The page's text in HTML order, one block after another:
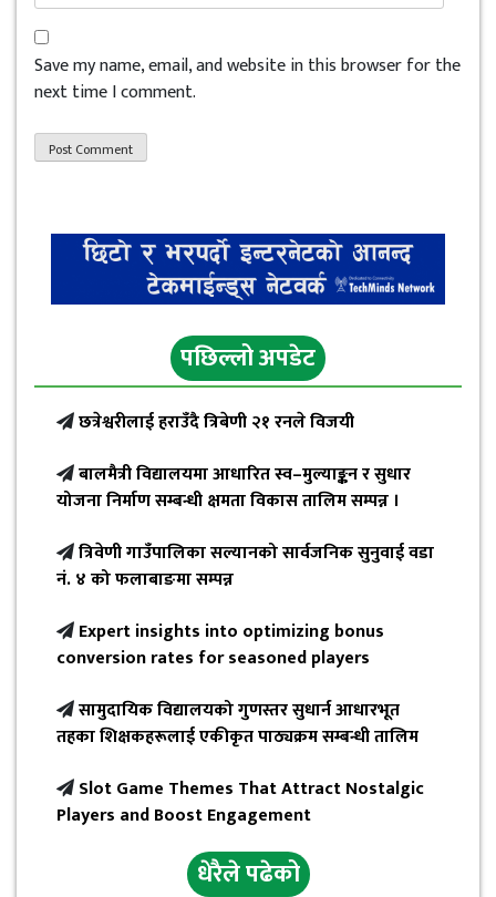
Save my name, email, and website in this browser for the
next time I comment.
पछिल्लो अपडेट
छत्रेश्वरीलाई हराउँदै त्रिबेणी २१ रनले विजयी
बालमैत्री विद्यालयमा आधारित स्व–मुल्याङ्कन र सुधार
योजना निर्माण सम्बन्धी क्षमता विकास तालिम सम्पन्न ।
त्रिवेणी गाउँपालिका सल्यानको सार्वजनिक सुनुवाई वडा
नं. ४ को फलाबाङमा सम्पन्न
Expert insights into optimizing bonus
conversion rates for seasoned players
सामुदायिक विद्यालयको गुणस्तर सुधार्न आधारभूत
तहका शिक्षकहरूलाई एकीकृत पाठ्यक्रम सम्बन्धी तालिम
Slot Game Themes That Attract Nostalgic
Players and Boost Engagement
धेरैले पढेको